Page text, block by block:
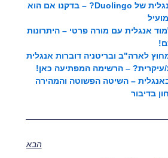
איך הקורס אנגלית של Duolingo? – בדקנו אם הוא
אנגלית עם מורה פרטי – היתרונות
לארה"ב ובריטניה דוברות אנגלית
– הרשימה המפתיעה כאן!
– השיטה הפשוטה והמהירה
בדיבור
הבא